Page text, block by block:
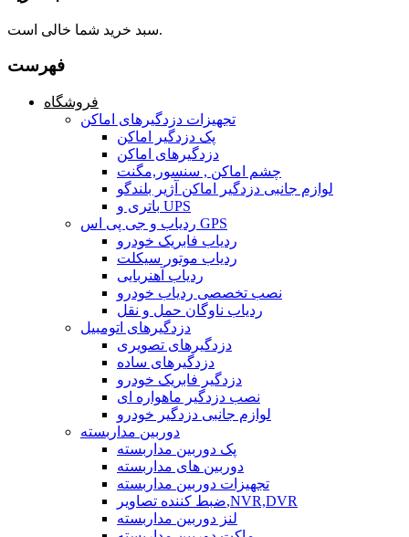
سبد خرید شما خالی است.
فهرست
فروشگاه
تجهیزات دزدگیرهای اماکن
پک دزدگیر اماکن
دزدگیرهای اماکن
چشم اماکن , سنسور,مگنت
لوازم جانبی دزدگیر اماکن آژیر بلندگو
باتری و UPS
ردیاب و جی پی اس GPS
ردیاب فابریک خودرو
ردیاب موتور سیکلت
ردیاب آهنربایی
نصب تخصصی ردیاب خودرو
ردیاب ناوگان حمل و نقل
دزدگیرهای اتومبیل
دزدگیرهای تصویری
دزدگیرهای ساده
دزدگیر فابریک خودرو
نصب دزدگیر ماهواره ای
لوازم جانبی دزدگیر خودرو
دوربین مداربسته
پک دوربین مداربسته
دوربین های مداربسته
تجهیزات دوربین مداربسته
ضبط کننده تصاویر,NVR,DVR
لنز دوربین مداربسته